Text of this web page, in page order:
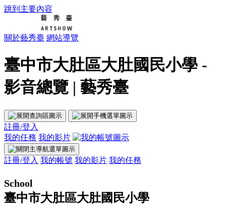
跳到主要內容
關於藝秀臺 網站導覽
臺中市大肚區大肚國民小學 -
影音總覽 | 藝秀臺
註冊/登入
我的任務 我的影片
註冊/登入 我的帳號 我的影片 我的任務
School
臺中市大肚區大肚國民小學